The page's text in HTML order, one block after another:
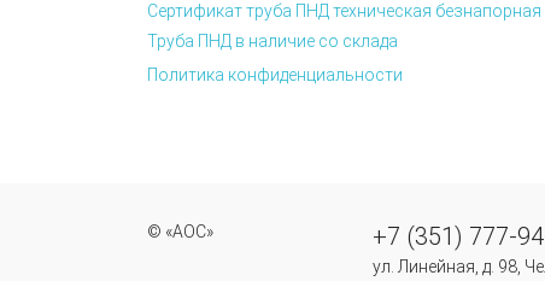
Сертификат труба ПНД техническая
Труба ПНД в наличие со склада
Политика конфиденциальности
© «АОС» +7 (351) 777-
ул. Линейная, д. 98,